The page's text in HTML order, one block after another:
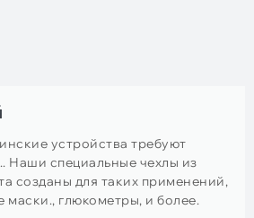
устройства требуют
Наши специальные чехлы из
созданы для таких применений,
маски., глюкометры, и более.